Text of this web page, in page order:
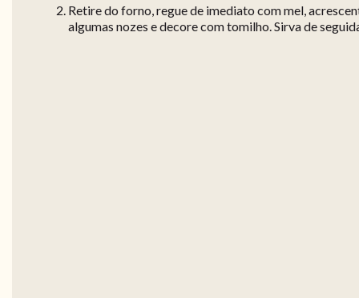
Retire do forno, regue de imediato com mel,
algumas nozes e decore com tomilho. Sirva de